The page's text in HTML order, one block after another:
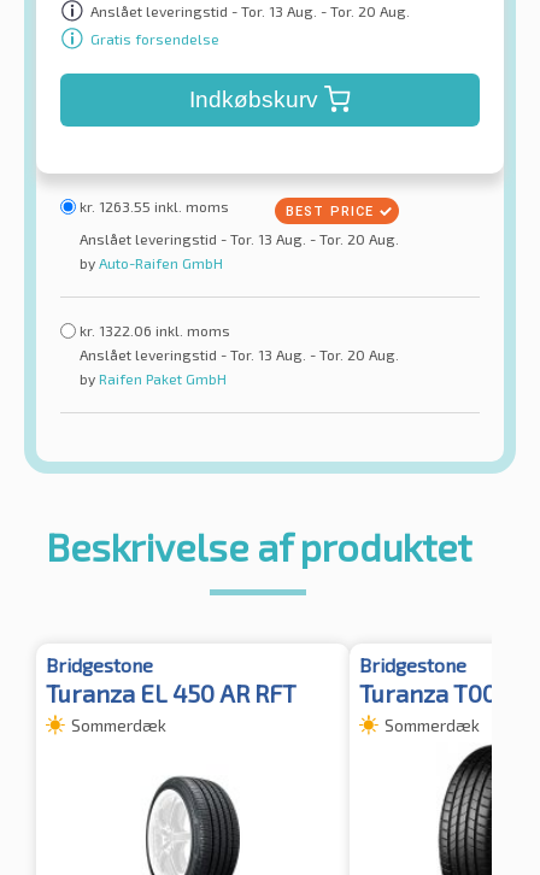
Anslået leveringstid - Tor. 13 Aug. - Tor. 20 Aug.
Gratis forsendelse
Indkøbskurv
kr. 1263.55 inkl. moms
Anslået leveringstid - Tor. 13 Aug. - Tor. 20 Aug.
by Auto-Raifen GmbH
kr. 1322.06 inkl. moms
Anslået leveringstid - Tor. 13 Aug. - Tor. 20 Aug.
by Raifen Paket GmbH
Beskrivelse af produktet
Bridgestone
Turanza EL 450 AR RFT
Sommerdæk
Bridgestone
Turanza T005
Sommerdæk